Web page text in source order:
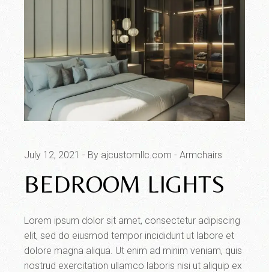
July 12, 2021 By ajcustomllc.com Armchairs
BEDROOM LIGHTS
Lorem ipsum dolor sit amet, consectetur adipiscing
elit, sed do eiusmod tempor incididunt ut labore et
dolore magna aliqua. Ut enim ad minim veniam, quis
nostrud exercitation ullamco laboris nisi ut aliquip ex